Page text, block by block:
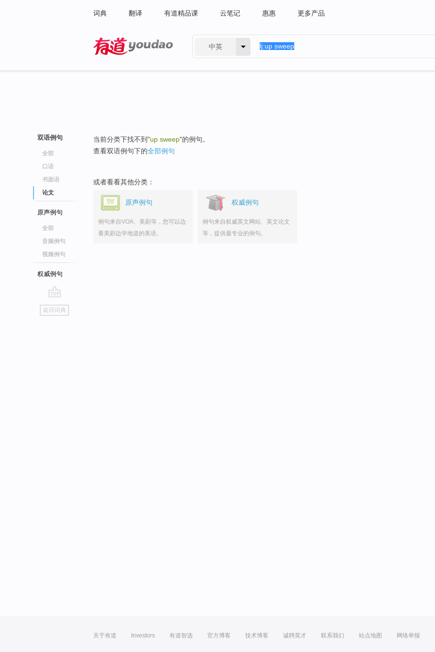
词典 翻译 有道精品课 云笔记 惠惠 更多产品
中英
双语例句
全部
口语
书面语
论文
原声例句
全部
音频例句
视频例句
权威例句
go
top
返回词典
当前分类下找不到"up sweep"的例句。
查看双语例句下的全部例句
或者看看其他分类：
原声例句
例句来自VOA、美剧等，您可以边
看美剧边学地道的美语。
权威例句
例句来自权威英文网站、英文论文
等，提供最专业的例句。
关于有道 Investors 有道智选 官方博客 技术博客 诚聘英才 联系我们 站点地图 网络举报